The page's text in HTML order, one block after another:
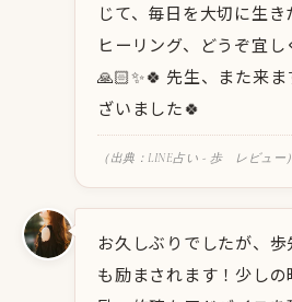
じて、毎日を大切に生
ヒーリング、どうぞ宜
🙏🏻✨️🍀 先生、また来
ざいました🍀
（出典：LINE占い - 歩 レビュー）
お久しぶりでしたが、
も励まされます！少し